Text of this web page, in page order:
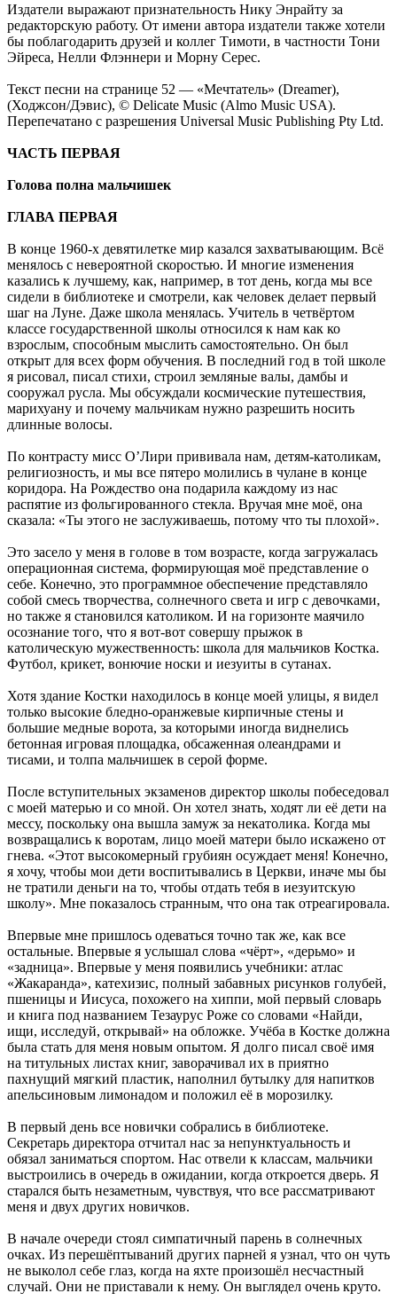
Издатели выражают признательность Нику Энрайту за
редакторскую работу. От имени автора издатели также хотели
бы поблагодарить друзей и коллег Тимоти, в частности Тони
Эйреса, Нелли Флэннери и Морну Серес.
Текст песни на странице 52 — «Мечтатель» (Dreamer),
(Ходжсон/Дэвис), © Delicate Music (Almo Music USA).
Перепечатано с разрешения Universal Music Publishing Pty Ltd.
ЧАСТЬ ПЕРВАЯ
Голова полна мальчишек
ГЛАВА ПЕРВАЯ
В конце 1960-х девятилетке мир казался захватывающим. Всё
менялось с невероятной скоростью. И многие изменения
казались к лучшему, как, например, в тот день, когда мы все
сидели в библиотеке и смотрели, как человек делает первый
шаг на Луне. Даже школа менялась. Учитель в четвёртом
классе государственной школы относился к нам как ко
взрослым, способным мыслить самостоятельно. Он был
открыт для всех форм обучения. В последний год в той школе
я рисовал, писал стихи, строил земляные валы, дамбы и
сооружал русла. Мы обсуждали космические путешествия,
марихуану и почему мальчикам нужно разрешить носить
длинные волосы.
По контрасту мисс О’Лири прививала нам, детям-католикам,
религиозность, и мы все пятеро молились в чулане в конце
коридора. На Рождество она подарила каждому из нас
распятие из фольгированного стекла. Вручая мне моё, она
сказала: «Ты этого не заслуживаешь, потому что ты плохой».
Это засело у меня в голове в том возрасте, когда загружалась
операционная система, формирующая моё представление о
себе. Конечно, это программное обеспечение представляло
собой смесь творчества, солнечного света и игр с девочками,
но также я становился католиком. И на горизонте маячило
осознание того, что я вот-вот совершу прыжок в
католическую мужественность: школа для мальчиков Костка.
Футбол, крикет, вонючие носки и иезуиты в сутанах.
Хотя здание Костки находилось в конце моей улицы, я видел
только высокие бледно-оранжевые кирпичные стены и
большие медные ворота, за которыми иногда виднелись
бетонная игровая площадка, обсаженная олеандрами и
тисами, и толпа мальчишек в серой форме.
После вступительных экзаменов директор школы побеседовал
с моей матерью и со мной. Он хотел знать, ходят ли её дети на
мессу, поскольку она вышла замуж за некатолика. Когда мы
возвращались к воротам, лицо моей матери было искажено от
гнева. «Этот высокомерный грубиян осуждает меня! Конечно,
я хочу, чтобы мои дети воспитывались в Церкви, иначе мы бы
не тратили деньги на то, чтобы отдать тебя в иезуитскую
школу». Мне показалось странным, что она так отреагировала.
Впервые мне пришлось одеваться точно так же, как все
остальные. Впервые я услышал слова «чёрт», «дерьмо» и
«задница». Впервые у меня появились учебники: атлас
«Жакаранда», катехизис, полный забавных рисунков голубей,
пшеницы и Иисуса, похожего на хиппи, мой первый словарь
и книга под названием Тезаурус Роже со словами «Найди,
ищи, исследуй, открывай» на обложке. Учёба в Костке должна
была стать для меня новым опытом. Я долго писал своё имя
на титульных листах книг, заворачивал их в приятно
пахнущий мягкий пластик, наполнил бутылку для напитков
апельсиновым лимонадом и положил её в морозилку.
В первый день все новички собрались в библиотеке.
Секретарь директора отчитал нас за непунктуальность и
обязал заниматься спортом. Нас отвели к классам, мальчики
выстроились в очередь в ожидании, когда откроется дверь. Я
старался быть незаметным, чувствуя, что все рассматривают
меня и двух других новичков.
В начале очереди стоял симпатичный парень в солнечных
очках. Из перешёптываний других парней я узнал, что он чуть
не выколол себе глаз, когда на яхте произошёл несчастный
случай. Они не приставали к нему. Он выглядел очень круто.